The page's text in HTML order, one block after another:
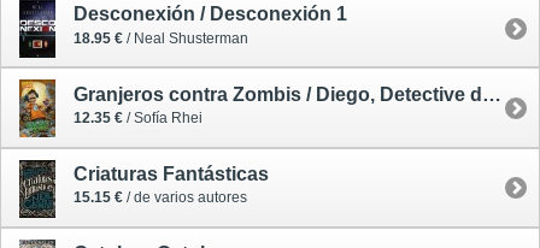
Desconexión / Desconexión 1
18.95 € / Neal Shusterman
Granjeros contra Zombis / Diego, Detective de Videojuegos 1
12.35 € / Sofía Rhei
Criaturas Fantásticas
15.15 € / de varios autores